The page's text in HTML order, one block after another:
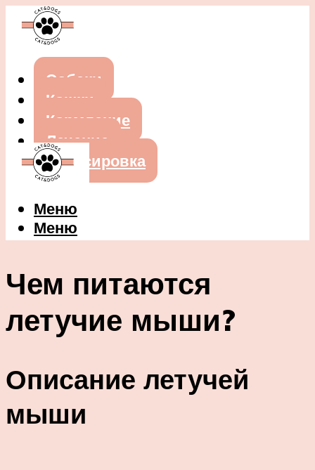
Собаки
Кошки
Кормление
Лечение
Дрессировка
Меню
Меню
Чем питаются
летучие мыши?
Описание летучей
мыши